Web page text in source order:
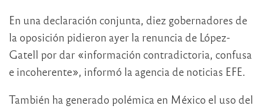
En una declaración conjunta, diez gobernadores de
la oposición pidieron ayer la renuncia de López-
Gatell por dar «información contradictoria, confusa
e incoherente», informó la agencia de noticias EFE.
También ha generado polémica en México el uso del